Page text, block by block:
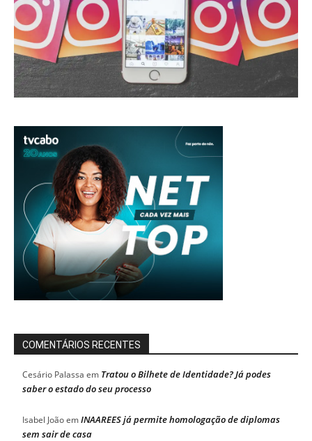
COMENTÁRIOS RECENTES
Cesário Palassa em Tratou o Bilhete de Identidade? Já podes
saber o estado do seu processo
Isabel JoãoemINAAREES já permite homologação de diplomas
sem sair de casa